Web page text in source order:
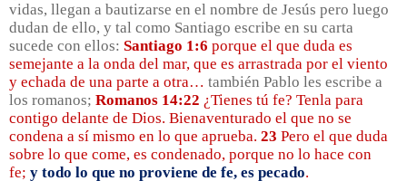
vidas, llegan a bautizarse en el nombre de Jesús pero luego
dudan de ello, y tal como Santiago escribe en su carta
sucede con ellos: Santiago 1:6 porque el que duda es
semejante a la onda del mar, que es arrastrada por el viento
y echada de una parte a otra… también Pablo les escribe a
los romanos; Romanos 14:22 ¿Tienes tú fe? Tenla para
contigo delante de Dios. Bienaventurado el que no se
condena a sí mismo en lo que aprueba. 23 Pero el que duda
sobre lo que come, es condenado, porque no lo hace con
fe; y todo lo que no proviene de fe, es pecado.